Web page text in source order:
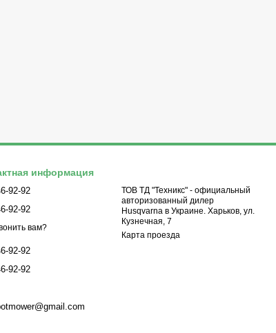
информация
92-92
92-92
вам?
92-92
92-92
ТОВ ТД "Техникс" - официальный
авторизованный дилер
Husqvarna в Украине. Харьков, ул.
Кузнечная, 7
Карта проезда